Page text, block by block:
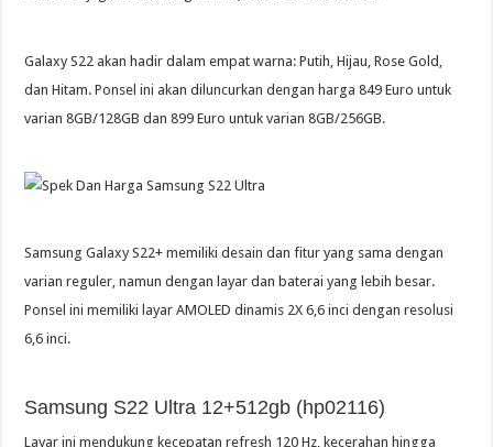
Galaxy S22 akan hadir dalam empat warna: Putih, Hijau, Rose Gold,
dan Hitam. Ponsel ini akan diluncurkan dengan harga 849 Euro untuk
varian 8GB/128GB dan 899 Euro untuk varian 8GB/256GB.
Samsung Galaxy S22+ memiliki desain dan fitur yang sama dengan
varian reguler, namun dengan layar dan baterai yang lebih besar.
Ponsel ini memiliki layar AMOLED dinamis 2X 6,6 inci dengan resolusi
6,6 inci.
Samsung S22 Ultra 12+512gb (hp02116)
Layar ini mendukung kecepatan refresh 120 Hz, kecerahan hingga